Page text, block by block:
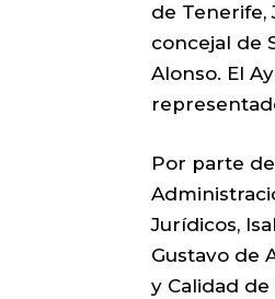
de Tenerife,
concejal de
Alonso. El
Por parte
Jurídicos,
Gustavo de
y Calidad de